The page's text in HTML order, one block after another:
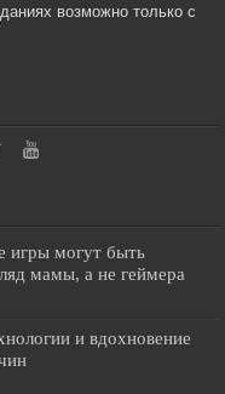
возможно только с
игры могут быть
мамы, а не геймера
и вдохновение